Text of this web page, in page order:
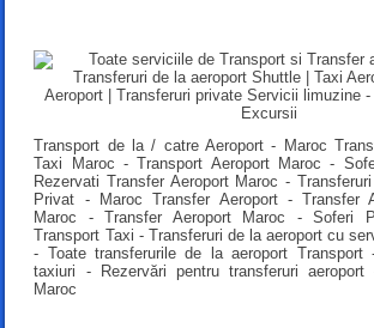
Transport de la / catre Aeroport - Maroc
Taxi Maroc - Transport Aeroport Maroc -
Rezervati Transfer Aeroport Maroc -
Privat - Maroc Transfer Aeroport - Transfer
Maroc - Transfer Aeroport Maroc - Soferi
Transport Taxi - Transferuri de la aeroport cu
- Toate transferurile de la aeroport Transport
taxiuri - Rezervări pentru transferuri aeroport
Maroc